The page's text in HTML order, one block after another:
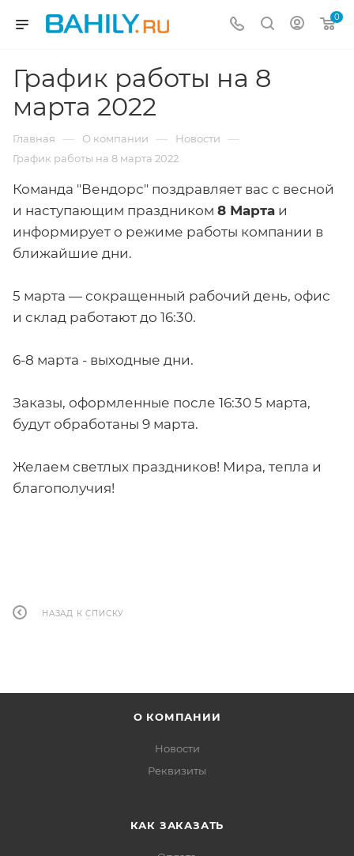
0
График работы на 8
марта 2022
Главная — О компании — Новости —
График работы на 8 марта 2022
Команда "Вендорс" поздравляет вас с весной
и наступающим праздником 8 Марта и
информирует о режиме работы компании в
ближайшие дни.
5 марта — сокращенный рабочий день, офис
и склад работают до 16:30.
6-8 марта - выходные дни.
Заказы, оформленные после 16:30 5 марта,
будут обработаны 9 марта.
Желаем светлых праздников! Мира, тепла и
благополучия!
НАЗАД К СПИСКУ
О КОМПАНИИ
Новости
Реквизиты
КАК ЗАКАЗАТЬ